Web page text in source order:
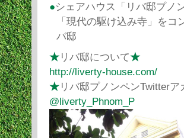
●シェアハウス「リバ邸プノ
「現代の駆け込み寺」を
バ邸
★リバ邸について★
http://liverty-house.com/
★リバ邸プノンペンTwitterア
@liverty_Phnom_P